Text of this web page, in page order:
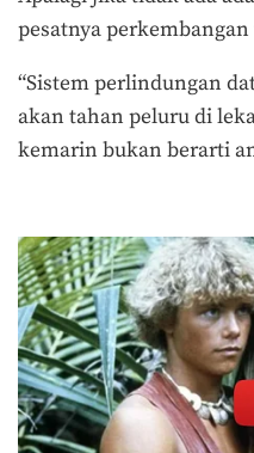
pesatnya
“Sistem perlindungan
akan tahan peluru di
kemarin bukan berarti